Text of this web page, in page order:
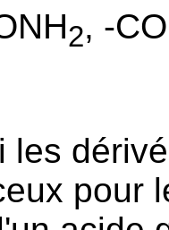
2, -
les
pour